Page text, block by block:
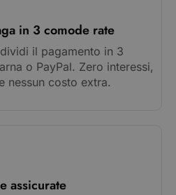
in 3 comode rate
il pagamento in 3
o PayPal. Zero interessi,
nessun costo extra.
assicurate